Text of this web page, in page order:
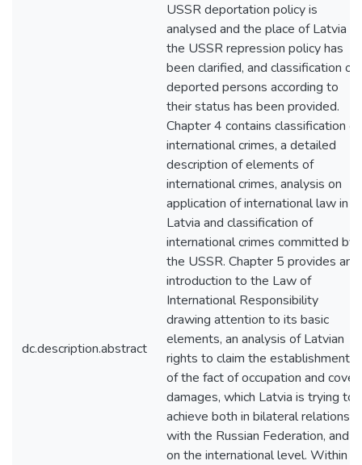
dc.description.abstract
USSR deportation policy is
analysed and the place of Latvia in
the USSR repression policy has
been clarified, and classification of
deported persons according to
their status has been provided.
Chapter 4 contains classification of
international crimes, a detailed
description of elements of
international crimes, analysis on
application of international law in
Latvia and classification of
international crimes committed by
the USSR. Chapter 5 provides an
introduction to the Law of
International Responsibility
drawing attention to its basic
elements, an analysis of Latvian
rights to claim the establishment
of the fact of occupation and cover
damages, which Latvia is trying to
achieve both in bilateral relations
with the Russian Federation, and
on the international level. Within